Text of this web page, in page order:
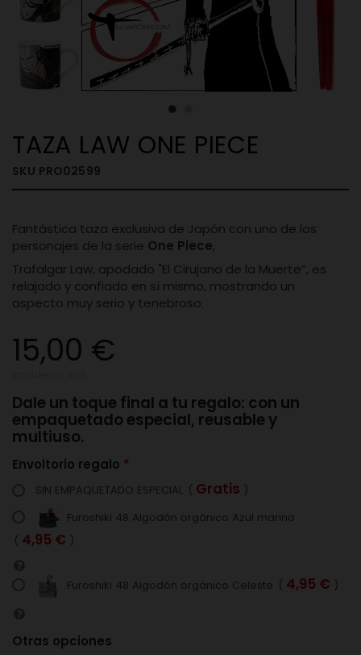
TAZA LAW ONE PIECE
SKU PRO02599
Fantástica taza exclusiva de Japón con uno de los
personajes de la serie One Piece,
Trafalgar Law, apodado "El Cirujano de la Muerte”, es
relajado y confiado en sí mismo, mostrando un
aspecto muy serio y tenebroso.
15,00 €
Dale un toque final a tu regalo: con un
empaquetado especial, reusable y
multiuso.
Envoltorio regalo
SIN EMPAQUETADO ESPECIAL ( Gratis )
Furoshiki 48 Algodón orgánico Azul marino
( 4,95 € )
Furoshiki 48 Algodón orgánico Celeste ( 4,95 € )
Otras opciones